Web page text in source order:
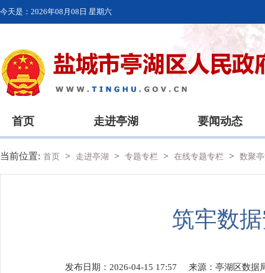
今天是： 2026年08月08日 星期六
首页 走进亭湖 要闻动态
当前位置: 首页 > 走进亭湖 > 专题专栏 > 在线专题专栏 > 数聚
筑牢数
发布日期：2026-04-15 17:57 来源： 亭湖区数据